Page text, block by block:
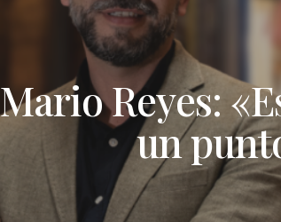
Mario Reyes:
un